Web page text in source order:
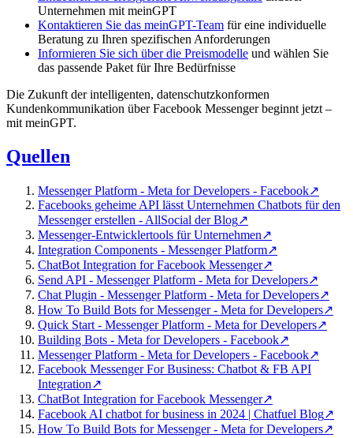
Unternehmen mit meinGPT
Kontaktieren Sie das meinGPT-Team für eine individuelle
Beratung zu Ihren spezifischen Anforderungen
Informieren Sie sich über die Preismodelle und wählen Sie
das passende Paket für Ihre Bedürfnisse
Die Zukunft der intelligenten, datenschutzkonformen
Kundenkommunikation über Facebook Messenger beginnt jetzt –
mit meinGPT.
Quellen
Messenger Platform - Meta for Developers - Facebook↗
Facebooks geheime API lässt Unternehmen Chatbots für den
Messenger erstellen - AllSocial der Blog↗
Messenger-Entwicklertools für Unternehmen↗
Integration Components - Messenger Platform↗
ChatBot Integration for Facebook Messenger↗
Send API - Messenger Platform - Meta for Developers↗
Chat Plugin - Messenger Platform - Meta for Developers↗
How To Build Bots for Messenger - Meta for Developers↗
Quick Start - Messenger Platform - Meta for Developers↗
Building Bots - Meta for Developers - Facebook↗
Messenger Platform - Meta for Developers - Facebook↗
Facebook Messenger For Business: Chatbot & FB API
Integration↗
ChatBot Integration for Facebook Messenger↗
Facebook AI chatbot for business in 2024 | Chatfuel Blog↗
How To Build Bots for Messenger - Meta for Developers↗